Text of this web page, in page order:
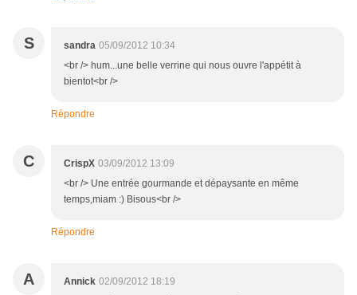
S sandra 05/09/2012 10:34
<br /> hum...une belle verrine qui nous ouvre l'appétit à
bientot<br />
Répondre
C CrispX 03/09/2012 13:09
<br /> Une entrée gourmande et dépaysante en même
temps,miam :) Bisous<br />
Répondre
A Annick 02/09/2012 18:19